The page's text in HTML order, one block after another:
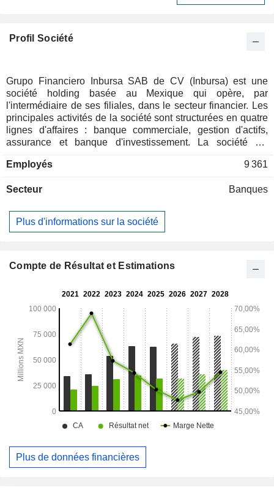
Profil Société
Grupo Financiero Inbursa SAB de CV (Inbursa) est une
société holding basée au Mexique qui opère, par
l'intermédiaire de ses filiales, dans le secteur financier. Les
principales activités de la société sont structurées en quatre
lignes d'affaires : banque commerciale, gestion d'actifs,
assurance et banque d'investissement. La société est
de crédit et de débit, les prêts personnels, les hypothèques,
de courtage, le financement des entreprises, les polices
Employés 9 361
Secteur Banques
Plus d'informations sur la société
Compte de Résultat et Estimations
Plus de données financières